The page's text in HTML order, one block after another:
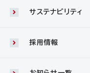
サステナビリティ
採用情報